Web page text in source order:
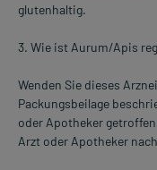
glutenhaltig.
3. Wie ist Aurum/Apis
Wenden Sie dieses
Packungsbeilage
oder Apotheker
Arzt oder Apotheker